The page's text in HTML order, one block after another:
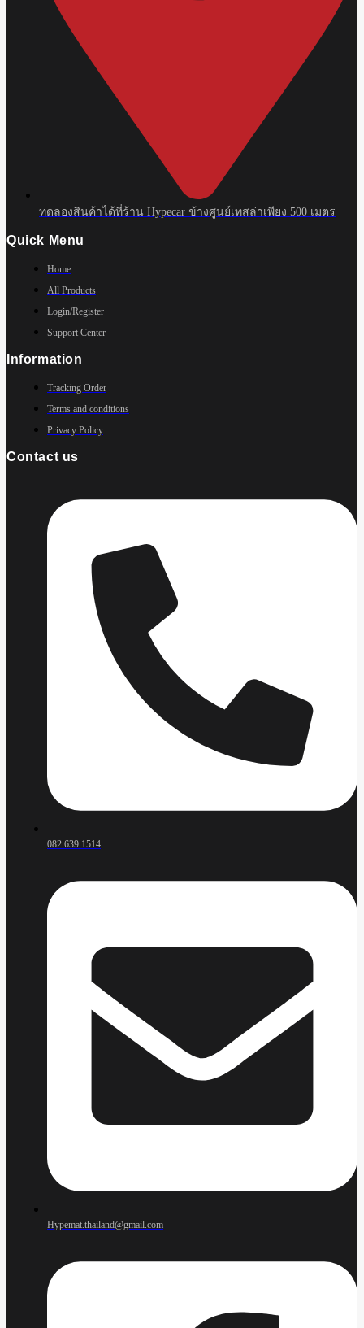
ทดลองสินค้าได้ที่ร้าน Hypecar ข้างศูนย์เทสล่าเพียง 500 เมตร
Quick Menu
Home
All Products
Login/Register
Support Center
Information
Tracking Order
Terms and conditions
Privacy Policy
Contact us
082 639 1514
Hypemat.thailand@gmail.com